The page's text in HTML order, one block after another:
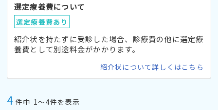
選定療養費について
選定療養費あり
紹介状を持たずに受診した場合、診療費の他に選定療
養費として別途料金がかかります。
紹介状について詳しくはこちら
4 件中 1〜4件を表示